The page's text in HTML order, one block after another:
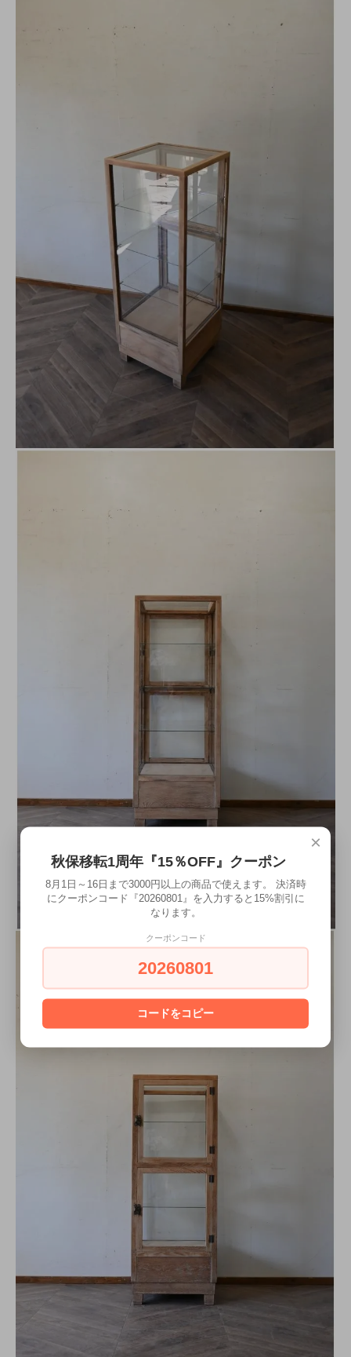
×
秋保移転1周年『15％OFF』クーポン
8月1日～16日まで3000円以上の商品で使えます。 決済時
にクーポンコード『20260801』を入力すると15%割引に
なります。
クーポンコード
20260801
コードをコピー